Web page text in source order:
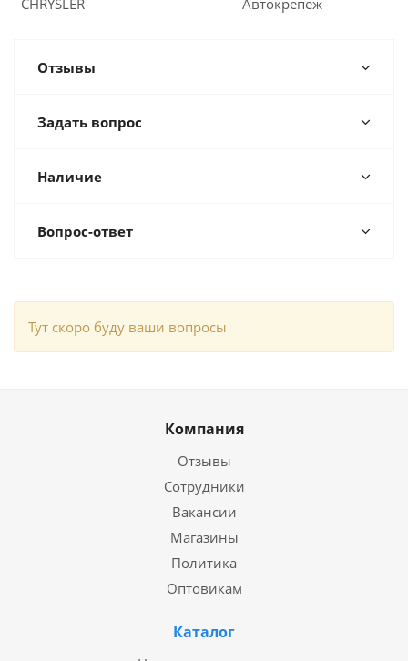
Отзывы
Задать вопрос
Наличие
Вопрос-ответ
Тут скоро буду ваши вопросы
Компания
Отзывы
Сотрудники
Вакансии
Магазины
Политика
Оптовикам
Каталог